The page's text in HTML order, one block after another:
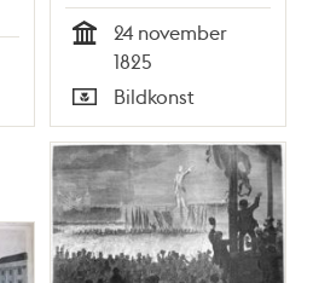
24 november
1825
Typ
Bildkonst